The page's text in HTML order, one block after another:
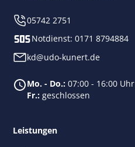
05742 2751
Notdienst: 0171 8794884
kd@udo-kunert.de
Mo. - Do.: 07:00 - 16:00 Uhr
Fr.: geschlossen
Leistungen